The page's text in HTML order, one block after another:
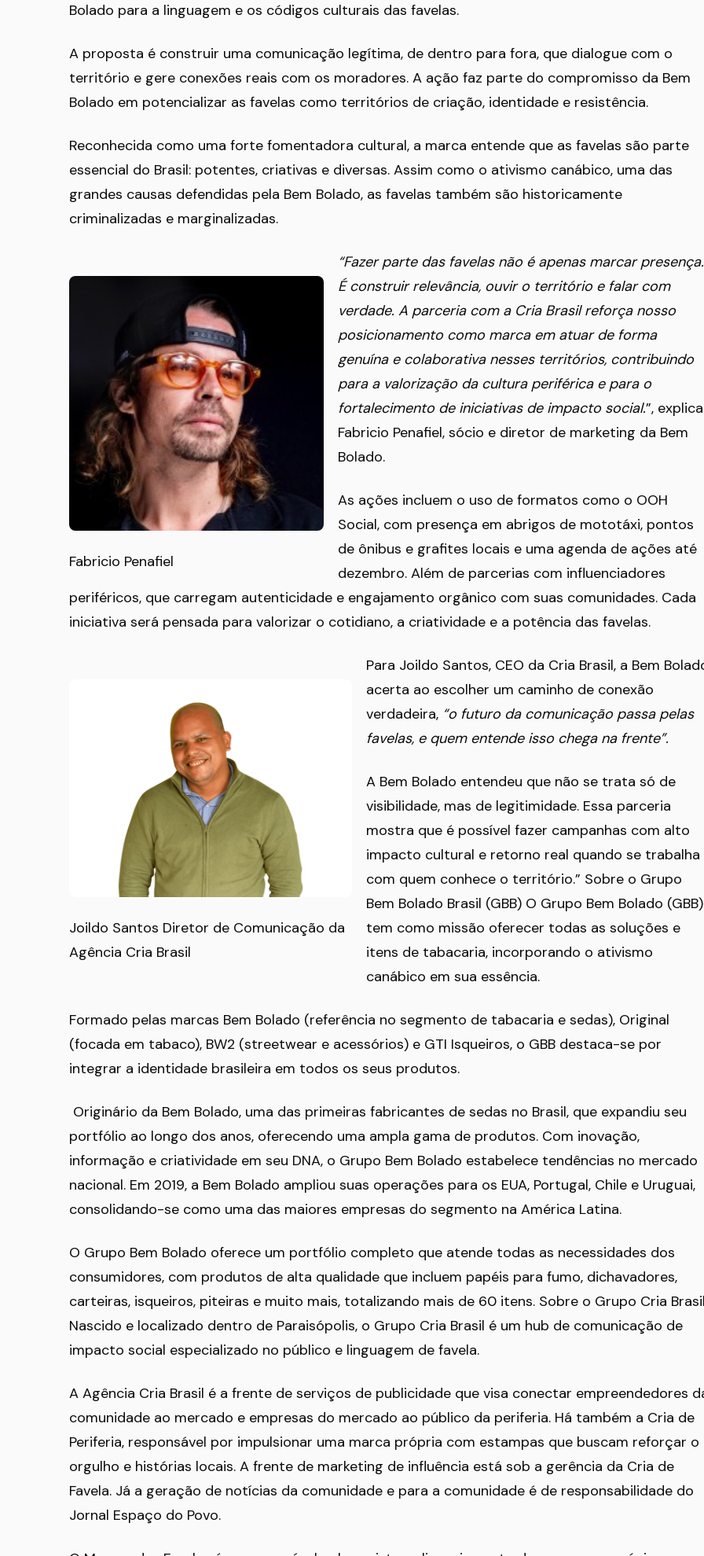
Bolado para a linguagem e os códigos culturais das favelas.
A proposta é construir uma comunicação legítima, de dentro para fora, que dialogue com o
território e gere conexões reais com os moradores. A ação faz parte do compromisso da Bem
Bolado em potencializar as favelas como territórios de criação, identidade e resistência.
Reconhecida como uma forte fomentadora cultural, a marca entende que as favelas são parte
essencial do Brasil: potentes, criativas e diversas. Assim como o ativismo canábico, uma das
grandes causas defendidas pela Bem Bolado, as favelas também são historicamente
criminalizadas e marginalizadas.
Fabricio Penafiel
“Fazer parte das favelas não é apenas marcar presença.
É construir relevância, ouvir o território e falar com
verdade. A parceria com a Cria Brasil reforça nosso
posicionamento como marca em atuar de forma
genuína e colaborativa nesses territórios, contribuindo
para a valorização da cultura periférica e para o
fortalecimento de iniciativas de impacto social.”, explica
Fabricio Penafiel, sócio e diretor de marketing da Bem
Bolado.
As ações incluem o uso de formatos como o OOH
Social, com presença em abrigos de mototáxi, pontos
de ônibus e grafites locais e uma agenda de ações até
dezembro. Além de parcerias com influenciadores
periféricos, que carregam autenticidade e engajamento orgânico com suas comunidades. Cada
iniciativa será pensada para valorizar o cotidiano, a criatividade e a potência das favelas.
Joildo Santos Diretor de Comunicação da
Agência Cria Brasil
Para Joildo Santos, CEO da Cria Brasil, a Bem
acerta ao escolher um caminho de conexão
verdadeira, “o futuro da comunicação passa pelas
favelas, e quem entende isso chega na frente”.
A Bem Bolado entendeu que não se trata só de
visibilidade, mas de legitimidade. Essa parceria
mostra que é possível fazer campanhas com alto
impacto cultural e retorno real quando se trabalha
com quem conhece o território.” Sobre o Grupo
Bem Bolado Brasil (GBB) O Grupo Bem Bolado (GBB)
tem como missão oferecer todas as soluções e
itens de tabacaria, incorporando o ativismo
canábico em sua essência.
Formado pelas marcas Bem Bolado (referência no segmento de tabacaria e sedas), Original
(focada em tabaco), BW2 (streetwear e acessórios) e GTI Isqueiros, o GBB destaca-se por
integrar a identidade brasileira em todos os seus produtos.
Originário da Bem Bolado, uma das primeiras fabricantes de sedas no Brasil, que expandiu seu
portfólio ao longo dos anos, oferecendo uma ampla gama de produtos. Com inovação,
informação e criatividade em seu DNA, o Grupo Bem Bolado estabelece tendências no mercado
nacional. Em 2019, a Bem Bolado ampliou suas operações para os EUA, Portugal, Chile e Uruguai,
consolidando-se como uma das maiores empresas do segmento na América Latina.
O Grupo Bem Bolado oferece um portfólio completo que atende todas as necessidades dos
consumidores, com produtos de alta qualidade que incluem papéis para fumo, dichavadores,
carteiras, isqueiros, piteiras e muito mais, totalizando mais de 60 itens. Sobre o Grupo Cria
Nascido e localizado dentro de Paraisópolis, o Grupo Cria Brasil é um hub de comunicação de
impacto social especializado no público e linguagem de favela.
A Agência Cria Brasil é a frente de serviços de publicidade que visa conectar empreendedores
comunidade ao mercado e empresas do mercado ao público da periferia. Há também a Cria de
Periferia, responsável por impulsionar uma marca própria com estampas que buscam reforçar o
orgulho e histórias locais. A frente de marketing de influência está sob a gerência da Cria de
Favela. Já a geração de notícias da comunidade e para a comunidade é de responsabilidade do
Jornal Espaço do Povo.